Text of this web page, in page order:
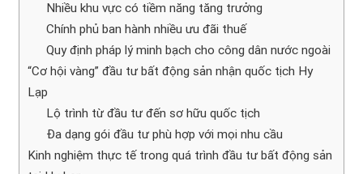
Nhiều khu vực có tiềm năng tăng trưởng
Chính phủ ban hành nhiều ưu đãi thuế
Quy định pháp lý minh bạch cho công dân nước ngoài
“Cơ hội vàng” đầu tư bất động sản nhận quốc tịch Hy
Lạp
Lộ trình từ đầu tư đến sơ hữu quốc tịch
Đa dạng gói đầu tư phù hợp với mọi nhu cầu
Kinh nghiệm thực tế trong quá trình đầu tư bất động sản